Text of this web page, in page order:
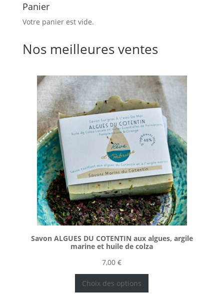
Panier
Votre panier est vide.
Nos meilleures ventes
Savon ALGUES DU COTENTIN aux algues, argile
marine et huile de colza
7,00€
Choix des options